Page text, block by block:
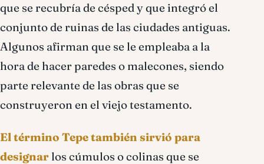
que se recubría de césped y que integró el
conjunto de ruinas de las ciudades antiguas.
Algunos afirman que se le empleaba a la
hora de hacer paredes o malecones, siendo
parte relevante de las obras que se
construyeron en el viejo testamento.
El término Tepe también sirvió para
designar los cúmulos o colinas que se